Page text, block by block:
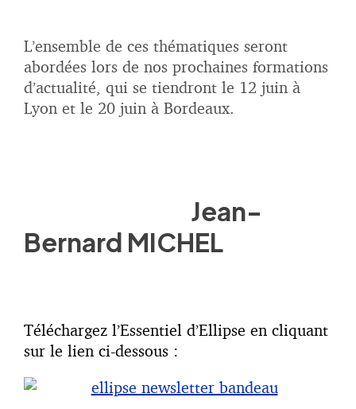
L’ensemble de ces thématiques seront
abordées lors de nos prochaines formations
d’actualité, qui se tiendront le 12 juin à
Lyon et le 20 juin à Bordeaux.
Jean-
Bernard MICHEL
Téléchargez l’Essentiel d’Ellipse en cliquant
sur le lien ci-dessous :